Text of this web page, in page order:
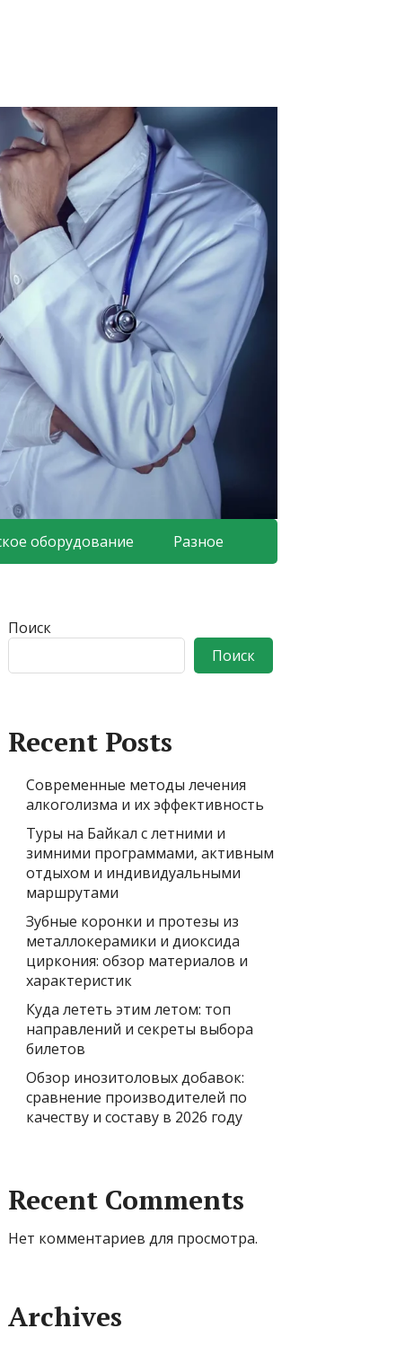
оборудование Разное
Поиск
Поиск
Recent Posts
Современные методы лечения
алкоголизма и их эффективность
Туры на Байкал с летними и
зимними программами, активным
отдыхом и индивидуальными
маршрутами
Зубные коронки и протезы из
металлокерамики и диоксида
циркония: обзор материалов и
характеристик
Куда лететь этим летом: топ
направлений и секреты выбора
билетов
Обзор инозитоловых добавок:
сравнение производителей по
качеству и составу в 2026 году
Recent Comments
Нет комментариев для просмотра.
Archives